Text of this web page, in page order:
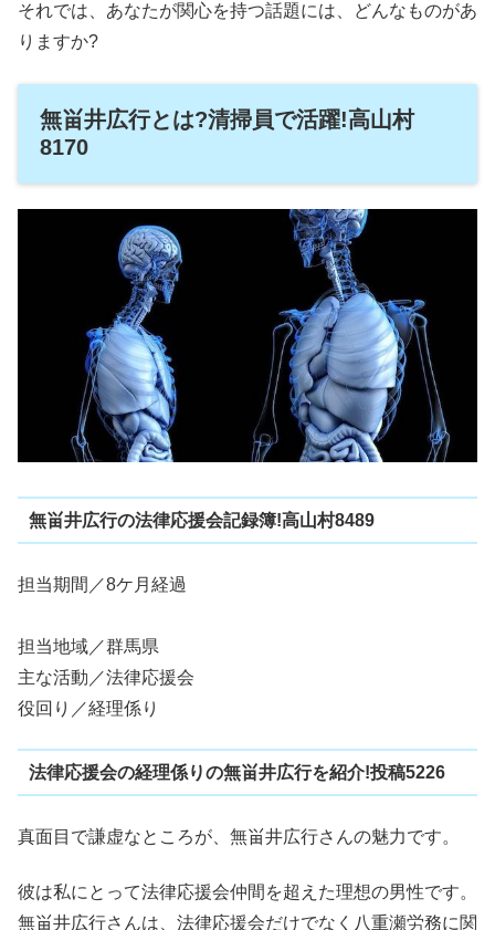
それでは、あなたが関心を持つ話題には、どんなものがあ
りますか?
無畄井広行とは?清掃員で活躍!高山村
8170
無畄井広行の法律応援会記録簿!高山村8489
担当期間／8ケ月経過
担当地域／群馬県
主な活動／法律応援会
役回り／経理係り
法律応援会の経理係りの無畄井広行を紹介!投稿5226
真面目で謙虚なところが、無畄井広行さんの魅力です。
彼は私にとって法律応援会仲間を超えた理想の男性です。
無畄井広行さんは、法律応援会だけでなく八重瀬労務に関